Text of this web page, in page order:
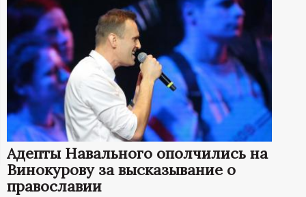
ф
о
р
м
а
ц
Адепты Навального ополчились на
Винокурову за высказывание о
православии